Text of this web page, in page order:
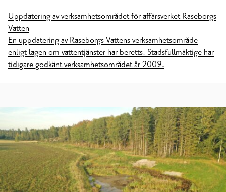
Uppdatering av verksamhetsområdet för affärsverket Raseborgs
Vatten
En uppdatering av Raseborgs Vattens verksamhetsområde
enligt lagen om vattentjänster har beretts. Stadsfullmäktige har
tidigare godkänt verksamhetsområdet år 2009.